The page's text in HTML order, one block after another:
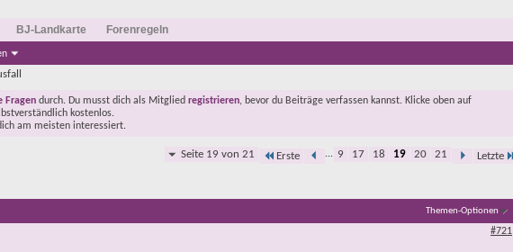
BJ-Landkarte Forenregeln
Fragen durch. Du musst dich als Mitglied registrieren, bevor du Beiträge verfassen kannst. Klicke oben auf
kostenlos.
am meisten interessiert.
Seite 19 von 21 Erste ... 9 17 18 19 20 21 Letzte
Themen-Optionen
#721